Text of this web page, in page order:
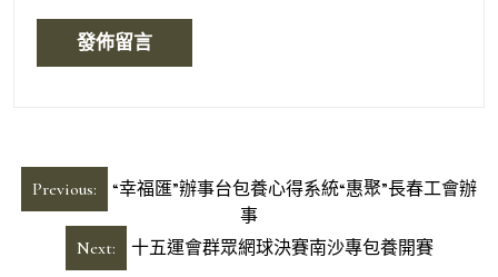
文
章
Previous:
“幸福匯”辦事台包養心得系統“惠聚”長春工會辦
事
Next:
十五運會群眾網球決賽南沙專包養開賽